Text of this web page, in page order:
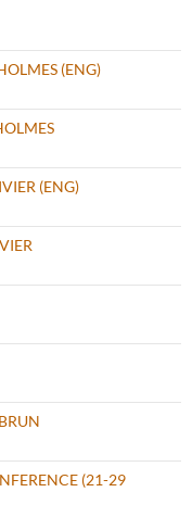
(ENG)
(ENG)
(21-29